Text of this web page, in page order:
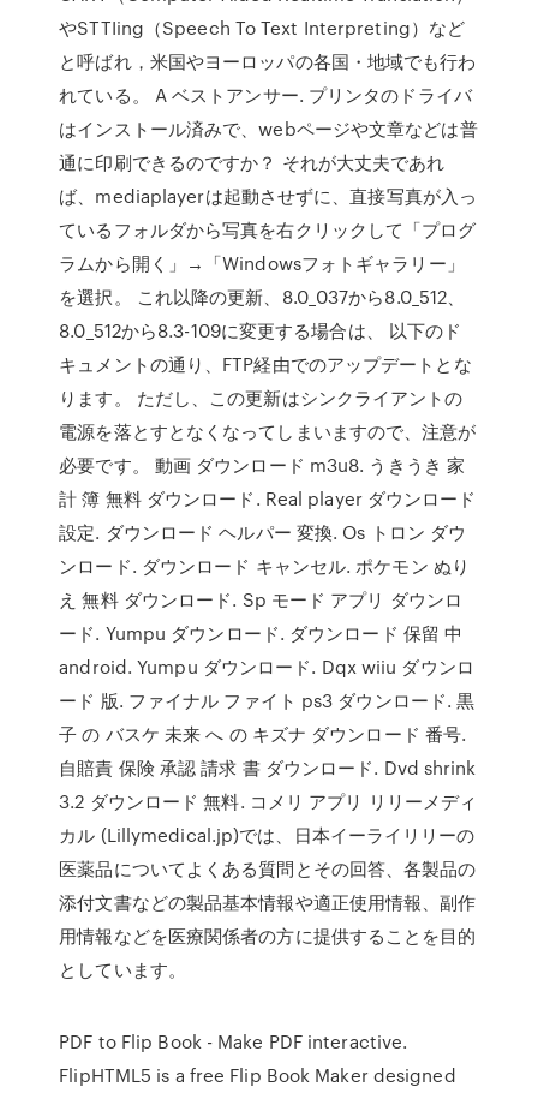
やSTTIing（Speech To Text Interpreting）など
と呼ばれ，米国やヨーロッパの各国・地域でも行わ
れている。 A ベストアンサー. プリンタのドライバ
はインストール済みで、webページや文章などは普
通に印刷できるのですか？ それが大丈夫であれ
ば、mediaplayerは起動させずに、直接写真が入っ
ているフォルダから写真を右クリックして「プログ
ラムから開く」→「Windowsフォトギャラリー」
を選択。 これ以降の更新、8.0_037から8.0_512、
8.0_512から8.3-109に変更する場合は、 以下のド
キュメントの通り、FTP経由でのアップデートとな
ります。 ただし、この更新はシンクライアントの
電源を落とすとなくなってしまいますので、注意が
必要です。 動画 ダウンロード m3u8. うきうき 家
計 簿 無料 ダウンロード. Real player ダウンロード
設定. ダウンロード ヘルパー 変換. Os トロン ダウ
ンロード. ダウンロード キャンセル. ポケモン ぬり
え 無料 ダウンロード. Sp モード アプリ ダウンロ
ード. Yumpu ダウンロード. ダウンロード 保留 中
android. Yumpu ダウンロード. Dqx wiiu ダウンロ
ード 版. ファイナル ファイト ps3 ダウンロード. 黒
子 の バスケ 未来 へ の キズナ ダウンロード 番号.
自賠責 保険 承認 請求 書 ダウンロード. Dvd shrink
3.2 ダウンロード 無料. コメリ アプリ リリーメディ
カル (Lillymedical.jp)では、日本イーライリリーの
医薬品についてよくある質問とその回答、各製品の
添付文書などの製品基本情報や適正使用情報、副作
用情報などを医療関係者の方に提供することを目的
としています。
PDF to Flip Book - Make PDF interactive.
FlipHTML5 is a free Flip Book Maker designed